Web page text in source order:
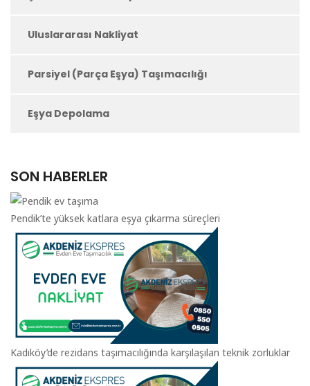
Uluslararası Nakliyat
Parsiyel (Parça Eşya) Taşımacılığı
Eşya Depolama
SON HABERLER
Pendik’te yüksek katlara eşya çıkarma süreçleri
Kadıköy’de rezidans taşımacılığında karşılaşılan teknik zorluklar